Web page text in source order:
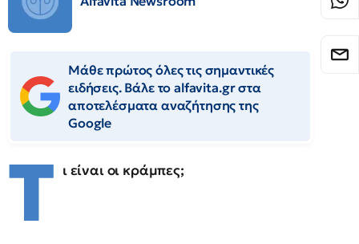
Μάθε πρώτος όλες τις σημαντικές
ειδήσεις. Βάλε το alfavita.gr στα
αποτελέσματα αναζήτησης της
Google
Τ ι είναι οι κράμπες;